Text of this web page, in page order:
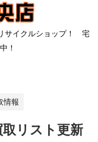
サイクルショップ！ 宅
！
情報
リスト更新